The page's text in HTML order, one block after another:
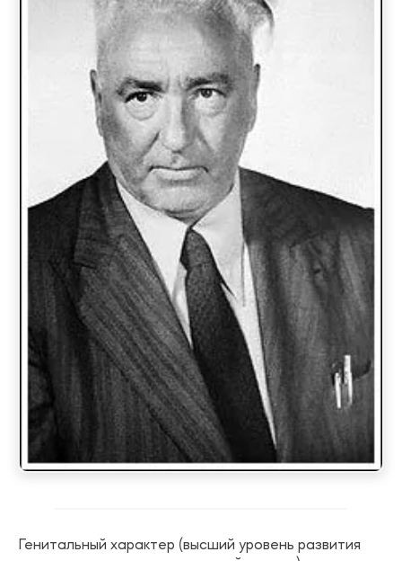
Генитальный характер (высший уровень развития